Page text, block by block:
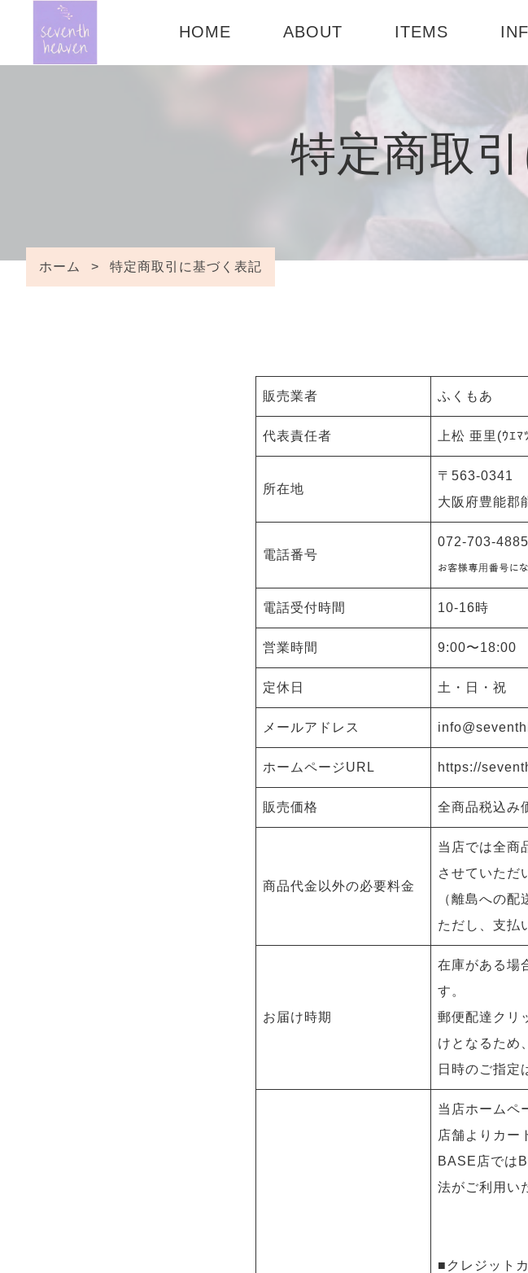
HOME ABOUT
ご利用ガイド
特定商取引に基づ
記
プライバシーポリ
FAQ
ITEMS
特定商取
ホーム > 特定商取引に基づく表記
販売業者 ふくもあ
代表責任者 上松 亜里(ｳｴﾏ
所在地
〒563-0341
大阪府豊能郡
電話番号
072-703-4885
電話受付時間 10-16時
営業時間 9:00〜18:00
定休日 土・日・祝
メールアドレス
ホームページURL https://
販売価格 全商品税込み
商品代金以外の必要料金
当店では全商
させていただ
（離島への配
ただし、支払
お届け時期
在庫がある場
す。
郵便配達クリ
けとなるため、
日時のご指定
当店ホームペ
店舗よりカー
BASE店では
法がご利用い
■クレジット